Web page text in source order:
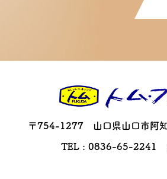
〒754-1277 山口県山口市阿
TEL : 0836-65-2241